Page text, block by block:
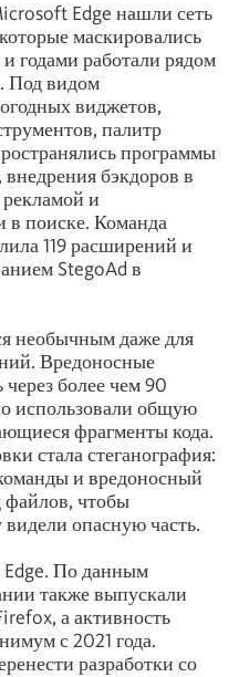
Edge нашли сеть
маскировались
годами работали рядом
Под видом
виджетов,
палитр
программы
бэкдоров в
и
в поиске. Команда
119 расширений и
StegoAd в
необычным даже для
Вредоносные
более чем 90
использовали общую
фрагменты кода.
стала стеганография:
и вредоносный
файлов, чтобы
опасную часть.
Edge. По данным
также выпускали
а активность
с 2021 года.
разработки со